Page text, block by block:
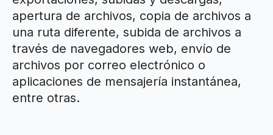
apertura de archivos, copia de archivos a
una ruta diferente, subida de archivos a
través de navegadores web, envío de
archivos por correo electrónico o
aplicaciones de mensajería instantánea,
entre otras.